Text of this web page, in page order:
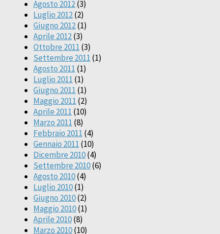
Agosto 2012(3)
Luglio 2012(2)
Giugno 2012(1)
Aprile 2012(3)
Ottobre 2011 (3)
Settembre 2011 (1)
Agosto 2011 (1)
Luglio 2011 (1)
Giugno 2011 (1)
Maggio 2011 (2)
Aprile 2011 (10)
Marzo 2011 (8)
Febbraio 2011 (4)
Gennaio 2011 (10)
Dicembre 2010(4)
Settembre 2010(6)
Agosto 2010(4)
Luglio 2010(1)
Giugno 2010(2)
Maggio 2010(1)
Aprile 2010(8)
Marzo 2010(10)